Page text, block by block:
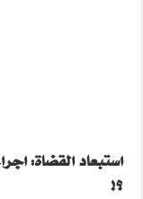
استبعاد القضاة:
؟!